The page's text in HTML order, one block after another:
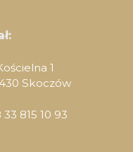
1
Skoczów
33 815 10 93